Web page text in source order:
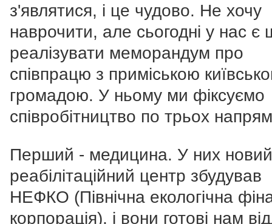
з'являтися, і це чудово. Не хочу
наврочити, але сьогодні у нас є
реалізувати меморандум про
співпрацю з приміською
громадою. У ньому ми фіксуємо
співробітництво по трьох
Перший - медицина. У них новий
реабілітаційний центр збудував
НЕФКО (Північна екологічна
корпорація), і вони готові нам